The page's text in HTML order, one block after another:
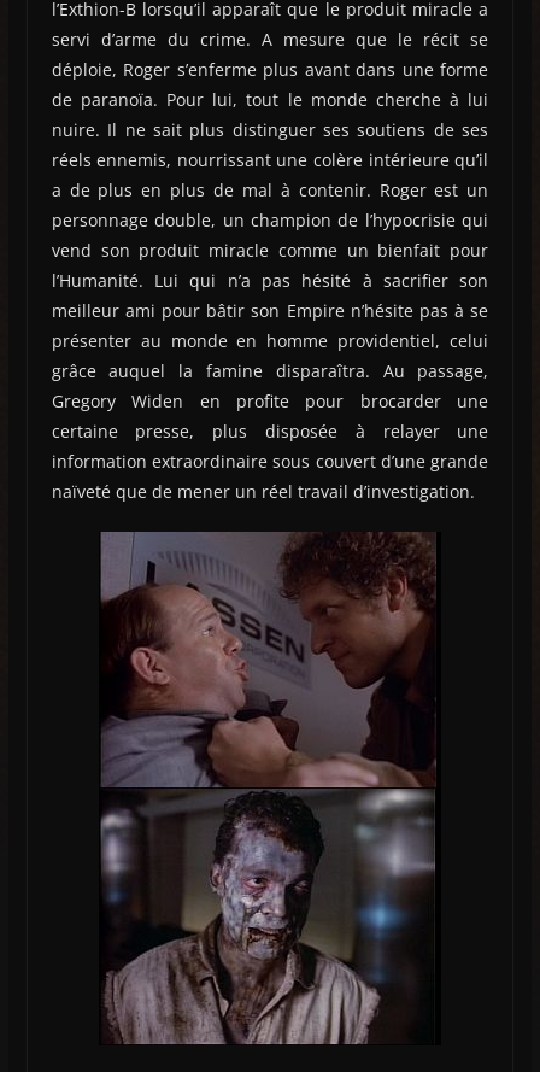
l’Exthion-B lorsqu’il apparaît que le produit miracle a
servi d’arme du crime. A mesure que le récit se
déploie, Roger s’enferme plus avant dans une forme
de paranoïa. Pour lui, tout le monde cherche à lui
nuire. Il ne sait plus distinguer ses soutiens de ses
réels ennemis, nourrissant une colère intérieure qu’il
a de plus en plus de mal à contenir. Roger est un
personnage double, un champion de l’hypocrisie qui
vend son produit miracle comme un bienfait pour
l’Humanité. Lui qui n’a pas hésité à sacrifier son
meilleur ami pour bâtir son Empire n’hésite pas à se
présenter au monde en homme providentiel, celui
grâce auquel la famine disparaîtra. Au passage,
Gregory Widen en profite pour brocarder une
certaine presse, plus disposée à relayer une
information extraordinaire sous couvert d’une grande
naïveté que de mener un réel travail d’investigation.